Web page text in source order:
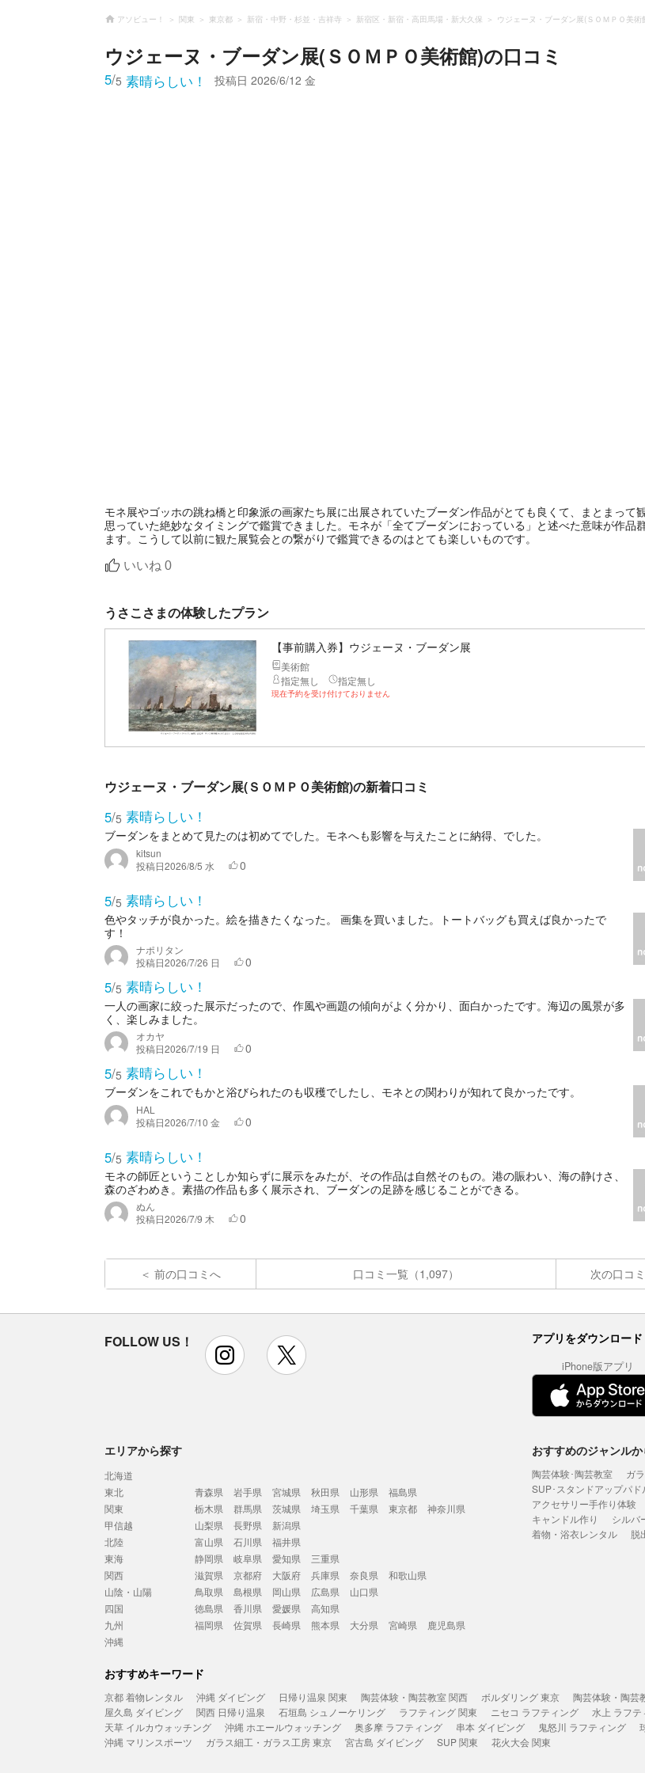
アソビュー！ 関東 東京都 新宿・中野・杉並・吉祥寺 新宿区・新宿・高田馬場・新大久保 ウジェーヌ・ブーダン展(ＳＯＭＰＯ美術
ウジェーヌ・ブーダン展(ＳＯＭＰＯ美術館)の口コミ
5/5 素晴らしい！ 投稿日 2026/6/12 金
モネ展やゴッホの跳ね橋と印象派の画家たち展に出展されていたブーダン作品がとても良くて、まとまって
思っていた絶妙なタイミングで鑑賞できました。モネが「全てブーダンにおっている」と述べた意味が作品
ます。こうして以前に観た展覧会との繋がりで鑑賞できるのはとても楽しいものです。
いいね 0
うさこさまの体験したプラン
【事前購入券】ウジェーヌ・ブーダン展
美術館
指定無し
指定無し
現在予約を受け付けておりません
ウジェーヌ・ブーダン展(ＳＯＭＰＯ美術館)の新着口コミ
5/5 素晴らしい！
ブーダンをまとめて見たのは初めてでした。モネへも影響を与えたことに納得、でした。
kitsun
投稿日2026/8/5 水 0
5/5 素晴らしい！
色やタッチが良かった。絵を描きたくなった。 画集を買いました。トートバッグも買えば良かったで
す！
ナポリタン
投稿日2026/7/26 日 0
5/5 素晴らしい！
一人の画家に絞った展示だったので、作風や画題の傾向がよく分かり、面白かったです。海辺の風景が多
く、楽しみました。
オカヤ
投稿日2026/7/19 日 0
5/5 素晴らしい！
ブーダンをこれでもかと浴びられたのも収穫でしたし、モネとの関わりが知れて良かったです。
HAL
投稿日2026/7/10 金 0
5/5 素晴らしい！
モネの師匠ということしか知らずに展示をみたが、その作品は自然そのもの。港の賑わい、海の静けさ、
森のざわめき。素描の作品も多く展示され、ブーダンの足跡を感じることができる。
ぬん
投稿日2026/7/9 木 0
前の口コミへ 口コミ一覧（1,097） 次の口コ
FOLLOW US！ instagram アプリをダウンロード
iPhone版アプリ
エリアから探す
北海道
東北
青森県 岩手県 宮城県 秋田県 山形県
福島県
関東
栃木県 群馬県 茨城県 埼玉県 千葉県 東京都
神奈川県
甲信越
山梨県 長野県
新潟県
北陸
富山県 石川県
福井県
東海
静岡県 岐阜県 愛知県
三重県
関西
滋賀県 京都府 大阪府 兵庫県 奈良県
和歌山県
山陰・山陽
鳥取県 島根県 岡山県 広島県
山口県
四国
徳島県 香川県 愛媛県
高知県
九州
福岡県 佐賀県 長崎県 熊本県 大分県 宮崎県
鹿児島県
沖縄
おすすめのジャンル
陶芸体験･陶芸教室 ガ
SUP･スタンドアップパド
アクセサリー手作り体験
キャンドル作り
シルバ
着物・浴衣レンタル
脱
おすすめキーワード
京都 着物レンタル 沖縄 ダイビング 日帰り温泉 関東 陶芸体験・陶芸教室 関西 ボルダリング 東京 陶芸体験・陶芸
屋久島 ダイビング
関西 日帰り温泉 石垣島 シュノーケリング ラフティング 関東 ニセコ ラフティング 水上 ラフテ
天草 イルカウォッチング
沖縄 ホエールウォッチング 奥多摩 ラフティング 串本 ダイビング 鬼怒川 ラフティング
沖縄 マリンスポーツ
ガラス細工・ガラス工房 東京 宮古島 ダイビング SUP 関東 花火大会 関東